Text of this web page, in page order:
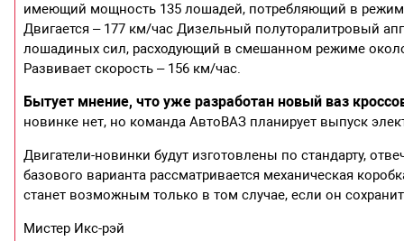
имеющий мощность 135 лошадей, потребляющий в режиме
Двигается – 177 км/час Дизельный полуторалитровый
лошадиных сил, расходующий в смешанном режиме
Развивает скорость – 156 км/час.
Бытует мнение, что уже разработан новый ваз
новинке нет, но команда АвтоВАЗ планирует выпуск
Двигатели-новинки будут изготовлены по стандарту,
базового варианта рассматривается механическая
станет возможным только в том случае, если он
Мистер Икс-рэй